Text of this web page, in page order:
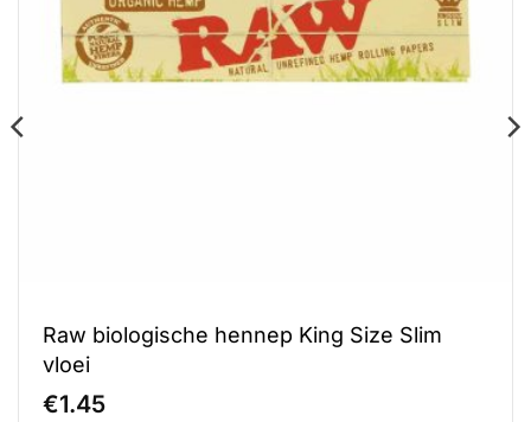
Raw biologische hennep King Size Slim
vloei
€1.45